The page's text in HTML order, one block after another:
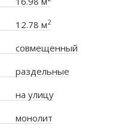
12.78 м2
совмещенный
раздельные
на улицу
монолит